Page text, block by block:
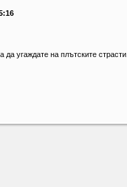
угаждате на плътските страсти.